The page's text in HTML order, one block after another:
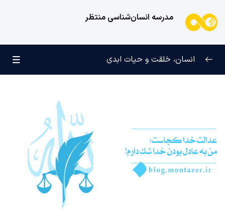
مدرسه انسان‌شناسی منتظر
چرا آفریده شده‌ایم؟
راز شادی و آرامش پایدار 0/13
انسان، خلقت و حیات ابدی